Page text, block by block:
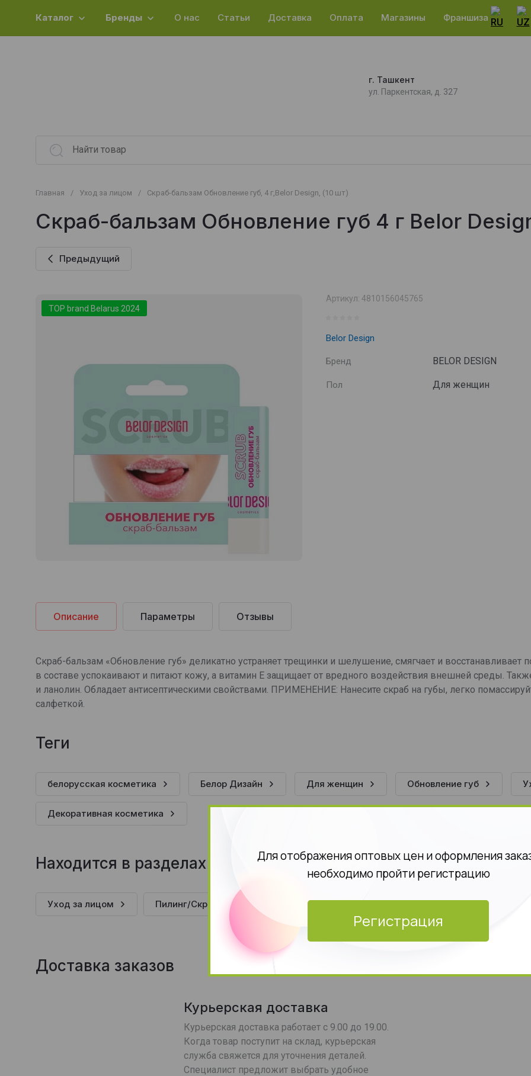
Для отображения оптовых цен и оформления
необходимо пройти регистрацию
Регистрация
Каталог Бренды О нас Статьи Доставка Оплата Магазины Франшиза
г. Ташкент
ул. Паркентская, д. 327
Главная / Уход за лицом / Скраб-бальзам Обновление губ, 4 г,Belor Design, (10 шт)
Скраб-бальзам Обновление губ 4 г Belor
Предыдущий
TOP brand Belarus 2024
Артикул: 4810156045765
Belor Design
Бренд BELOR DESIGN
Пол Для женщин
Описание Параметры Отзывы
Скраб-бальзам «Обновление губ» деликатно устраняет трещинки и шелушение, смягчает и
в составе успокаивают и питают кожу, а витамин Е защищает от вредного воздействия внешней среды.
и ланолин. Обладает антисептическими свойствами. ПРИМЕНЕНИЕ: Нанесите скраб на губы, легко
салфеткой.
теги
белорусская косметика Белор Дизайн Для женщин Обновление губ
Декоративная косметика
Находится в разделах
Уход за лицом Пилинг/Скрабы для лица
Доставка заказов
Курьерская доставка
Курьерская доставка работает с 9.00 до 19.00.
Когда товар поступит на склад, курьерская
служба свяжется для уточнения деталей.
Специалист предложит выбрать удобное